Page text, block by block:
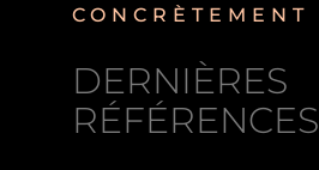
CONCRÈTEMENT
DERNIÈRES
RÉFÉRENCES